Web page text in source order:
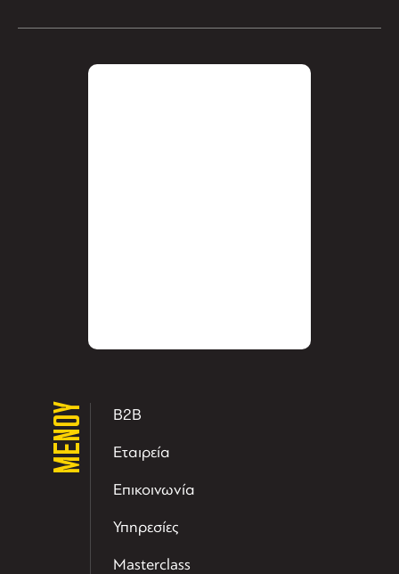
ΜΕΝΟΥ B2B
Εταιρεία
Επικοινωνία
Υπηρεσίες
Masterclass